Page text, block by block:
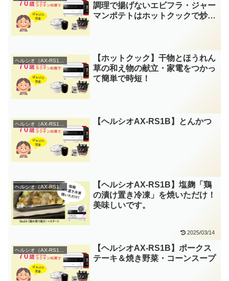
調理で揚げないエビフラ・ジャー
マンポテトはホットクックで炒め
【ホットクック】干物とほうれん
草の和え物の献立・家電をつかっ
て簡単で時短！
【ヘルシオAX-RS1B】とんかつ
ヘルシオ（AX-RS1B）
【ヘルシオAX-RS1B】塩麹「鶏
の漬け置き冷凍」を焼いただけ！
美味しいです。
2025/03/14
【ヘルシオAX-RS1B】ポークス
テーキ＆焼き野菜・コーンスープ